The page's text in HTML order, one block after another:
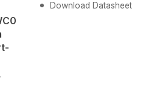
Download Datasheet